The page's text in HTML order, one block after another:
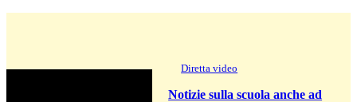
Diretta video
Notizie sulla scuola anche ad